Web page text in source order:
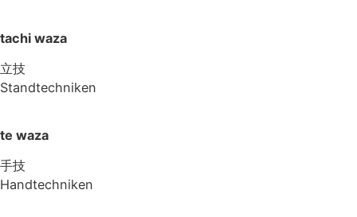
tachi waza
立技
Standtechniken
te waza
手技
Handtechniken